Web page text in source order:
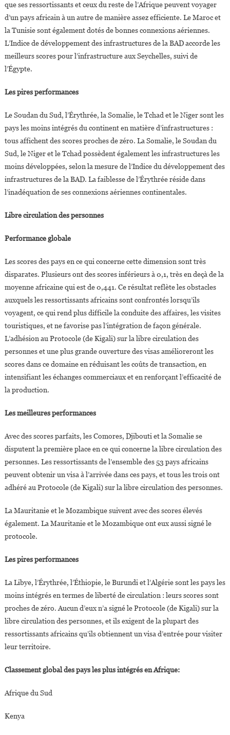
que ses ressortissants et ceux du reste de l’Afrique peuvent voyager
d’un pays africain à un autre de manière assez efficiente. Le Maroc et
la Tunisie sont également dotés de bonnes connexions aériennes.
L’Indice de développement des infrastructures de la BAD accorde les
meilleurs scores pour l’infrastructure aux Seychelles, suivi de
l’Égypte.
Les pires performances
Le Soudan du Sud, l’Érythrée, la Somalie, le Tchad et le Niger sont les
pays les moins intégrés du continent en matière d’infrastructures :
tous affichent des scores proches de zéro. La Somalie, le Soudan du
Sud, le Niger et le Tchad possèdent également les infrastructures les
moins développées, selon la mesure de l’Indice du développement des
infrastructures de la BAD. La faiblesse de l’Érythrée réside dans
l’inadéquation de ses connexions aériennes continentales.
Libre circulation des personnes
Performance globale
Les scores des pays en ce qui concerne cette dimension sont très
disparates. Plusieurs ont des scores inférieurs à 0,1, très en deçà de la
moyenne africaine qui est de 0,441. Ce résultat reflète les obstacles
auxquels les ressortissants africains sont confrontés lorsqu’ils
voyagent, ce qui rend plus difficile la conduite des affaires, les visites
touristiques, et ne favorise pas l’intégration de façon générale.
L’adhésion au Protocole (de Kigali) sur la libre circulation des
personnes et une plus grande ouverture des visas amélioreront les
scores dans ce domaine en réduisant les coûts de transaction, en
intensifiant les échanges commerciaux et en renforçant l’efficacité de
la production.
Les meilleures performances
Avec des scores parfaits, les Comores, Djibouti et la Somalie se
disputent la première place en ce qui concerne la libre circulation des
personnes. Les ressortissants de l’ensemble des 53 pays africains
peuvent obtenir un visa à l’arrivée dans ces pays, et tous les trois ont
adhéré au Protocole (de Kigali) sur la libre circulation des personnes.
La Mauritanie et le Mozambique suivent avec des scores élevés
également. La Mauritanie et le Mozambique ont eux aussi signé le
protocole.
Les pires performances
La Libye, l’Érythrée, l’Éthiopie, le Burundi et l’Algérie sont les pays les
moins intégrés en termes de liberté de circulation : leurs scores sont
proches de zéro. Aucun d’eux n’a signé le Protocole (de Kigali) sur la
libre circulation des personnes, et ils exigent de la plupart des
ressortissants africains qu’ils obtiennent un visa d’entrée pour visiter
leur territoire.
Classement global des pays les plus intégrés en Afrique:
Afrique du Sud
Kenya